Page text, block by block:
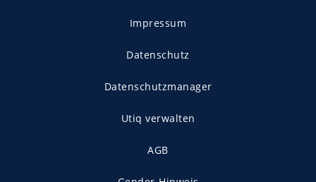
Impressum
Datenschutz
Datenschutzmanager
Utiq verwalten
AGB